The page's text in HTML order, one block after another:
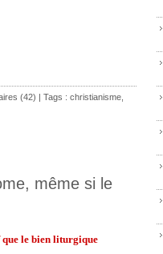
(42) | Tags : christianisme
même si le
le bien liturgique